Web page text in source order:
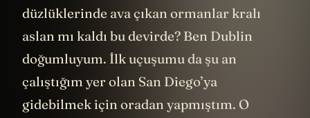
düzlüklerinde ava çıkan ormanlar kralı
aslan mı kaldı bu devirde? Ben Dublin
doğumluyum. İlk uçuşumu da şu an
çalıştığım yer olan San Diego’ya
gidebilmek için oradan yapmıştım. O